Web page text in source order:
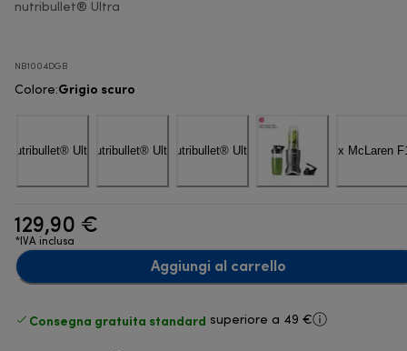
nutribullet® Ultra
NB1004DGB
Colore:Grigio scuro
129,90 €
*IVA inclusa
Aggiungi al carrello
Consegna gratuita standard superiore a 49 €